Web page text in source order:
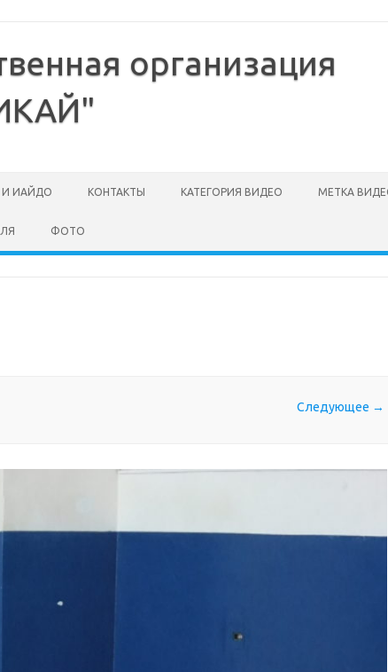
организация
И ИАЙДО КОНТАКТЫ КАТЕГОРИЯ ВИДЕО МЕТКА
ФОТО
Следующее →